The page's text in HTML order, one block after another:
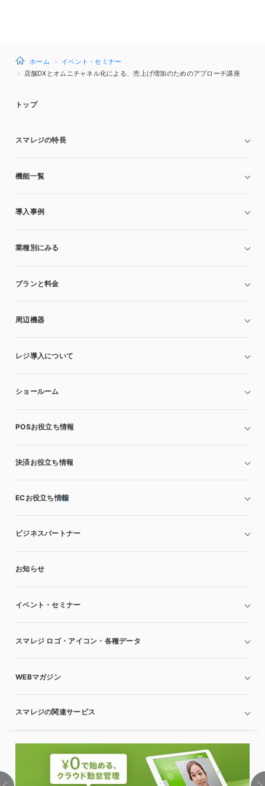
ホーム
イベント・セミナー
店舗DXとオムニチャネル化による、売上げ増加のためのアプローチ講座
トップ
スマレジの特長
機能一覧
導入事例
業種別にみる
プランと料金
周辺機器
レジ導入について
ショールーム
POSお役立ち情報
決済お役立ち情報
ECお役立ち情報
ビジネスパートナー
お知らせ
イベント・セミナー
スマレジ ロゴ・アイコン・各種データ
WEBマガジン
スマレジの関連サービス